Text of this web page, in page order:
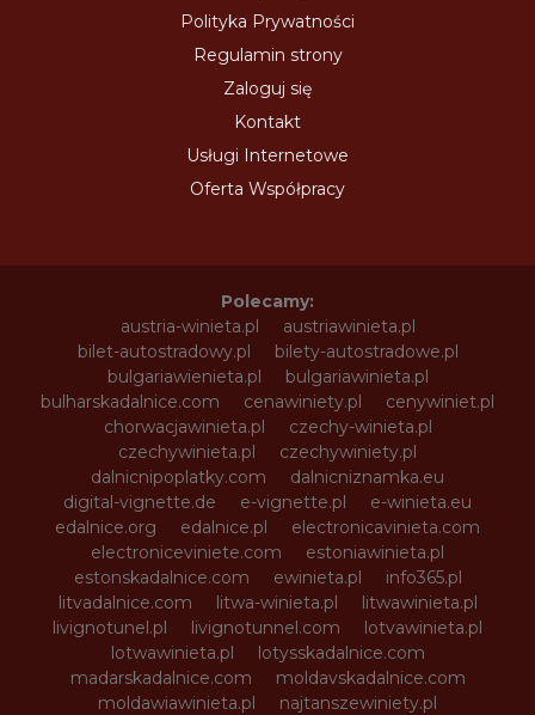
Polityka Prywatności
Regulamin strony
Zaloguj się
Kontakt
Usługi Internetowe
Oferta Współpracy
Polecamy:
austria-winieta.pl
austriawinieta.pl
bilet-autostradowy.pl
bilety-autostradowe.pl
bulgariawienieta.pl
bulgariawinieta.pl
bulharskadalnice.com
cenawiniety.pl
cenywiniet.pl
chorwacjawinieta.pl
czechy-winieta.pl
czechywinieta.pl
czechywiniety.pl
dalnicnipoplatky.com
dalnicniznamka.eu
digital-vignette.de
e-vignette.pl
e-winieta.eu
edalnice.org
edalnice.pl
electronicavinieta.com
electroniceviniete.com
estoniawinieta.pl
estonskadalnice.com
ewinieta.pl
info365.pl
litvadalnice.com
litwa-winieta.pl
litwawinieta.pl
livignotunel.pl
livignotunnel.com
lotvawinieta.pl
lotwawinieta.pl
lotysskadalnice.com
madarskadalnice.com
moldavskadalnice.com
moldawiawinieta.pl
najtanszewiniety.pl